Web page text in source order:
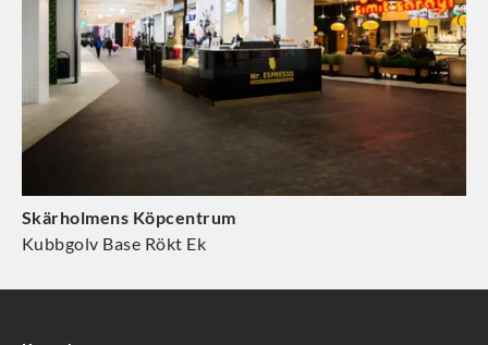
Skärholmens Köpcentrum
Kubbgolv Base Rökt Ek